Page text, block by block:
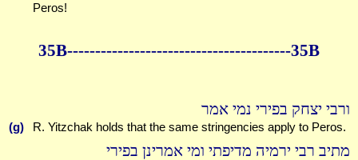
Peros!
35B----------------------------------------35B
ורבי יצחק בפירי נמי אמר
(g) R. Yitzchak holds that the same stringencies apply to Peros.
מתיב רבי ירמיה מדיפתי ומי אמרינן בפירי